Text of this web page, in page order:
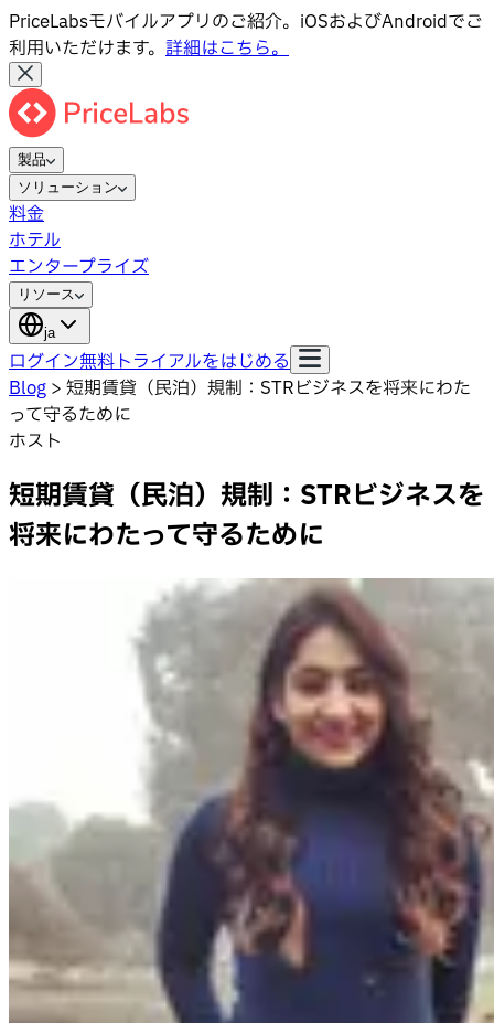
PriceLabsモバイルアプリのご紹介。iOSおよびAndroidでご
利用いただけます。 詳細はこちら。
製品
ソリューション
料金
ホテル
エンタープライズ
リソース
ja
ログイン無料トライアルをはじめる
Blog > 短期賃貸（民泊）規制：STRビジネスを将来にわた
って守るために
ホスト
短期賃貸（民泊）規制：STRビジネスを
将来にわたって守るために